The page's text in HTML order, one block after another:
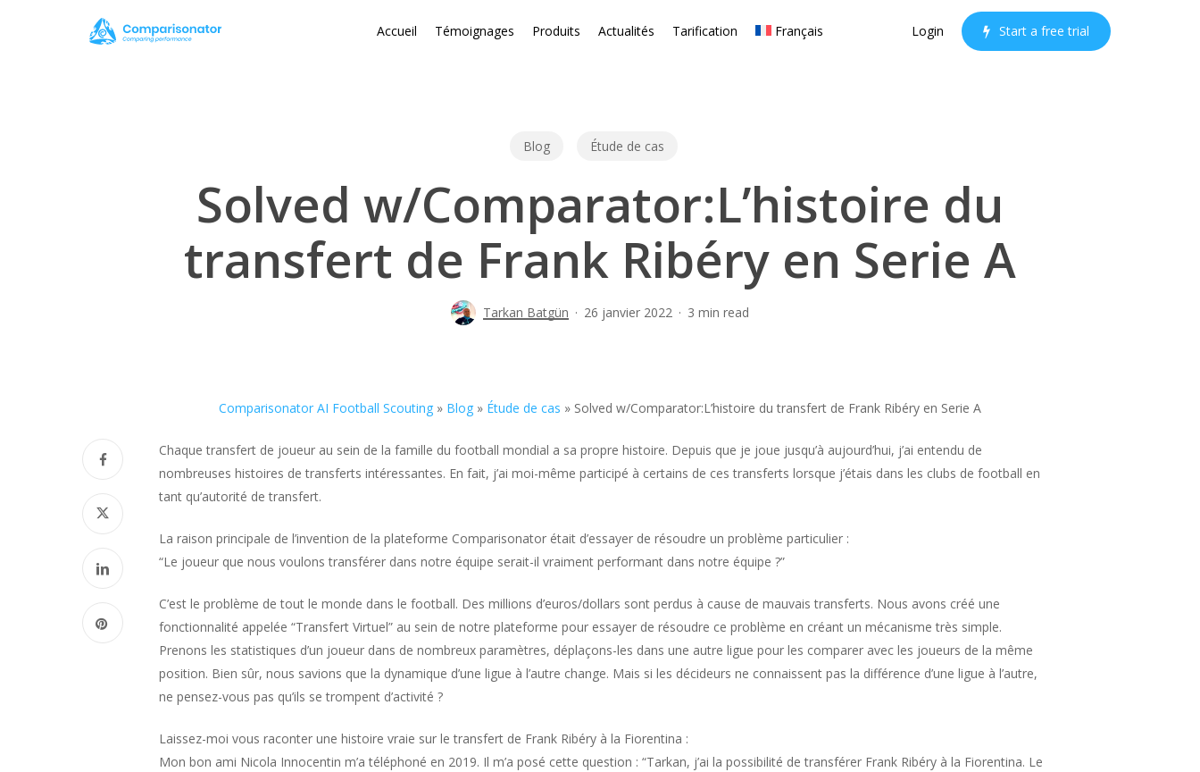
Accueil Témoignages Produits Actualités Tarification Français Login Start a free trial
Blog Étude de cas
Solved w/Comparator:L’histoire du
transfert de Frank Ribéry en Serie A
Tarkan Batgün 26 janvier 2022 3 min read
Comparisonator AI Football Scouting » Blog » Étude de cas » Solved w/Comparator:L’histoire du transfert de Frank Ribéry en Serie A
Chaque transfert de joueur au sein de la famille du football mondial a sa propre histoire. Depuis que je joue jusqu’à aujourd’hui, j’ai entendu de
nombreuses histoires de transferts intéressantes. En fait, j’ai moi-même participé à certains de ces transferts lorsque j’étais dans les clubs de football en
tant qu’autorité de transfert.
La raison principale de l’invention de la plateforme Comparisonator était d’essayer de résoudre un problème particulier :
“Le joueur que nous voulons transférer dans notre équipe serait-il vraiment performant dans notre équipe ?”
C’est le problème de tout le monde dans le football. Des millions d’euros/dollars sont perdus à cause de mauvais transferts. Nous avons créé une
fonctionnalité appelée “Transfert Virtuel” au sein de notre plateforme pour essayer de résoudre ce problème en créant un mécanisme très simple.
Prenons les statistiques d’un joueur dans de nombreux paramètres, déplaçons-les dans une autre ligue pour les comparer avec les joueurs de la même
position. Bien sûr, nous savions que la dynamique d’une ligue à l’autre change. Mais si les décideurs ne connaissent pas la différence d’une ligue à l’autre,
ne pensez-vous pas qu’ils se trompent d’activité ?
Laissez-moi vous raconter une histoire vraie sur le transfert de Frank Ribéry à la Fiorentina :
Mon bon ami Nicola Innocentin m’a téléphoné en 2019. Il m’a posé cette question : “Tarkan, j’ai la possibilité de transférer Frank Ribéry à la Fiorentina. Le